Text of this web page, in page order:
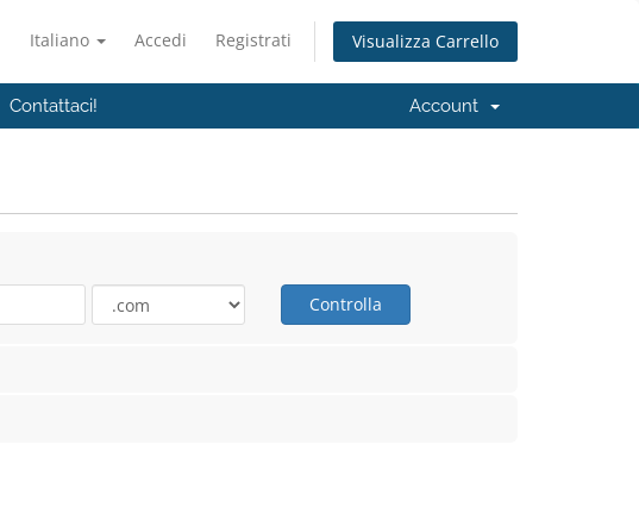
Italiano Accedi Registrati Visualizza Carrello
Contattaci! Account
Controlla